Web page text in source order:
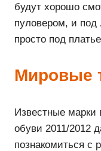
будут хорошо
пуловером, и под
просто под
Мировые
Известные марки
обуви 2011/2012
познакомиться с